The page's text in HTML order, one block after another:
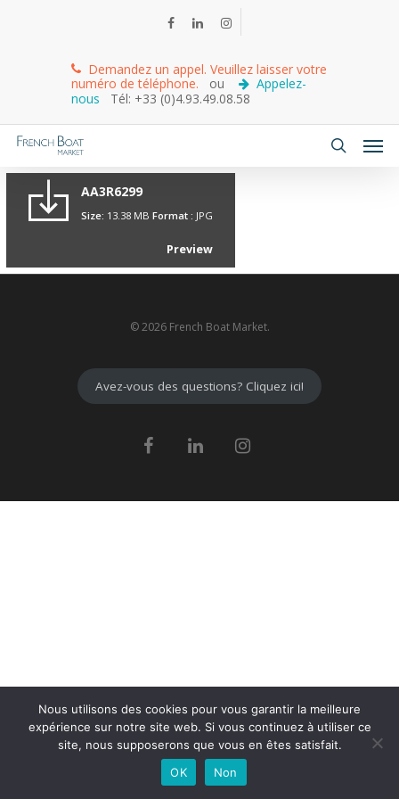
Demandez un appel. Veuillez laisser votre
numéro de téléphone. ou
Appelez-
nous
Tél: +33 (0)4.93.49.08.58
AA3R6299
Size: 13.38 MB Format : JPG
Preview
© 2026 French Boat Market.
Avez-vous des questions? Cliquez ici!
Nous utilisons des cookies pour vous garantir la meilleure
expérience sur notre site web. Si vous continuez à utiliser ce
site, nous supposerons que vous en êtes satisfait.
OK
Non